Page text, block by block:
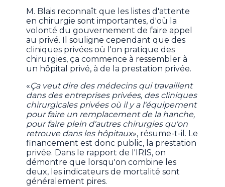
M. Blais reconnaît que les listes d'attente
en chirurgie sont importantes, d'où la
volonté du gouvernement de faire appel
au privé. Il souligne cependant que des
cliniques privées où l'on pratique des
chirurgies, ça commence à ressembler à
un hôpital privé, à de la prestation privée.
«Ça veut dire des médecins qui travaillent
dans des entreprises privées, des cliniques
chirurgicales privées où il y a l'équipement
pour faire un remplacement de la hanche,
pour faire plein d'autres chirurgies qu'on
retrouve dans les hôpitaux», résume-t-il. Le
financement est donc public, la prestation
privée. Dans le rapport de l'IRIS, on
démontre que lorsqu'on combine les
deux, les indicateurs de mortalité sont
généralement pires.